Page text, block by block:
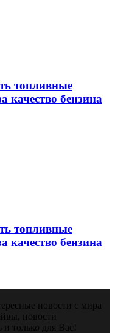
топливные
качество бензина
топливные
качество бензина
новости с мира
новости
только для Вас!